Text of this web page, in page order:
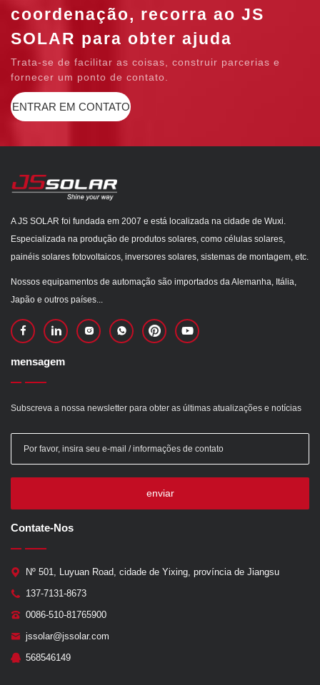
coordenação, recorra ao JS
SOLAR para obter ajuda
Trata-se de facilitar as coisas, construir parcerias e
fornecer um ponto de contato.
ENTRAR EM CONTATO
A JS SOLAR foi fundada em 2007 e está localizada na cidade de Wuxi.
Especializada na produção de produtos solares, como células solares,
painéis solares fotovoltaicos, inversores solares, sistemas de montagem, etc.
Nossos equipamentos de automação são importados da Alemanha, Itália,
Japão e outros países...
mensagem
Subscreva a nossa newsletter para obter as últimas atualizações e notícias
enviar
Contate-Nos
Nº 501, Luyuan Road, cidade de Yixing, província de Jiangsu
137-7131-8673
0086-510-81765900
jssolar@jssolar.com
568546149